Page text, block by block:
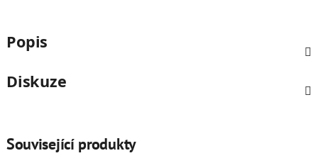
Popis
Diskuze
Související produkty